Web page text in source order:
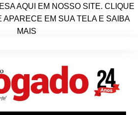
AQUI EM NOSSO SITE. CLIQUE
APARECE EM SUA TELA E SAIBA
MAIS